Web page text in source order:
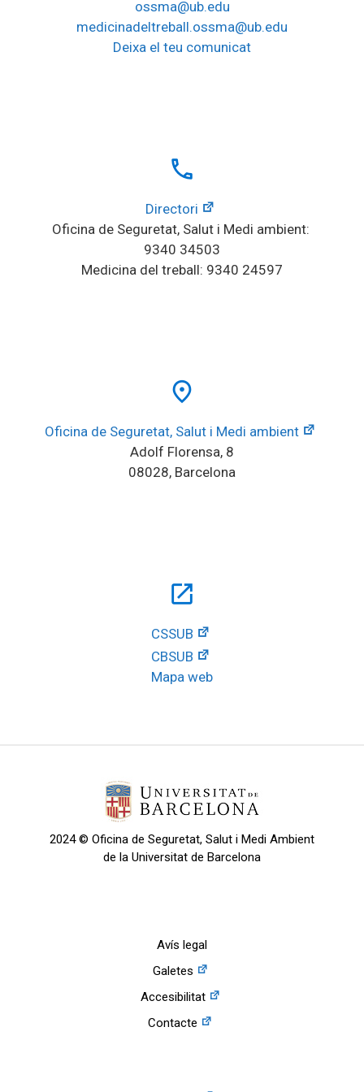
ossma@ub.edu
medicinadeltreball.ossma@ub.edu
Deixa el teu comunicat
local_phone
Directori
Oficina de Seguretat, Salut i Medi ambient:
9340 34503
Medicina del treball: 9340 24597
place
Oficina de Seguretat, Salut i Medi ambient
Adolf Florensa, 8
08028, Barcelona
open_in_new
CSSUB
CBSUB
Mapa web
2024 © Oficina de Seguretat, Salut i Medi Ambient
de la Universitat de Barcelona
Avís legal
Galetes
Accesibilitat
Contacte